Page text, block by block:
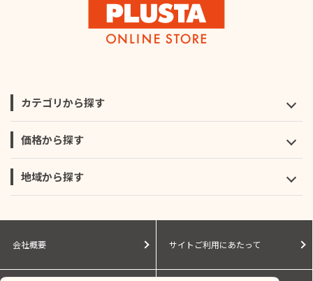
カテゴリから探す
価格から探す
地域から探す
会社概要 サイトご利用にあたって